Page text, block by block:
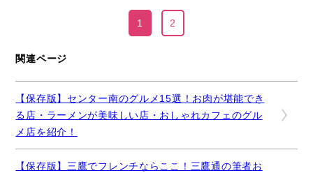
1 2
関連ページ
【保存版】センター南のグルメ15選！お肉が堪能でき
る店・ラーメンが美味しい店・おしゃれカフェのグル
メ店を紹介！
【保存版】三鷹でフレンチならここ！三鷹通の筆者お